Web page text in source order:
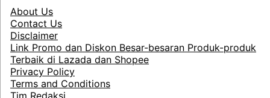
About Us
Contact Us
Disclaimer
Link Promo dan Diskon Besar-besaran Produk-produk
Terbaik di Lazada dan Shopee
Privacy Policy
Terms and Conditions
Tim Redaksi